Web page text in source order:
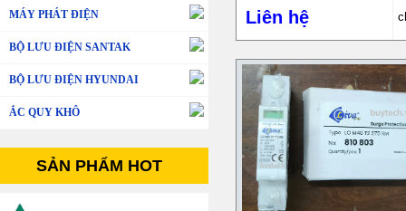
MÁY PHÁT ĐIỆN
BỘ LƯU ĐIỆN SANTAK
BỘ LƯU ĐIỆN HYUNDAI
ẮC QUY KHÔ
SẢN PHẨM HOT
Liên hệ